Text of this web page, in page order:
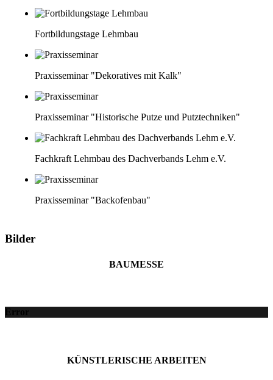
Fortbildungstage Lehmbau
Praxisseminar "Dekoratives mit Kalk"
Praxisseminar "Historische Putze und Putztechniken"
Fachkraft Lehmbau des Dachverbands Lehm e.V.
Praxisseminar "Backofenbau"
Bilder
BAUMESSE
Error
KÜNSTLERISCHE ARBEITEN